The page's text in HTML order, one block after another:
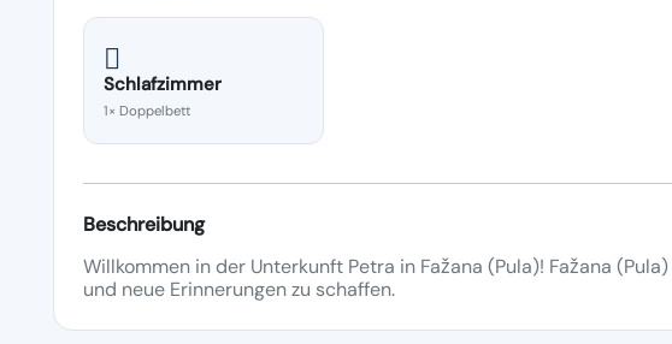
Schlafzimmer
1× Doppelbett
Beschreibung
Willkommen in der Unterkunft Petra in Fažana (Pula)! Fažana
und neue Erinnerungen zu schaffen.